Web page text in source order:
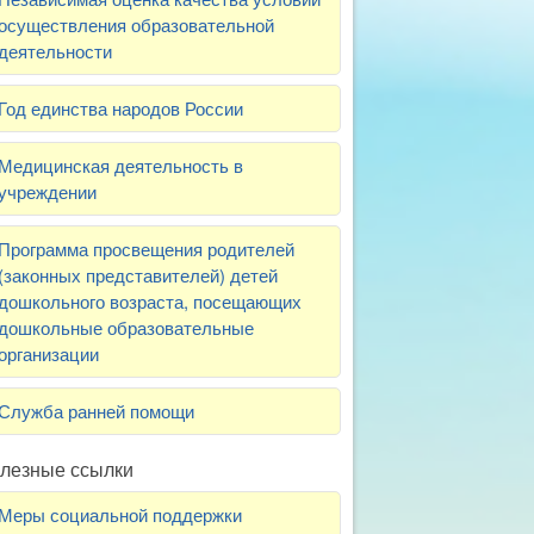
образовательной
единства народов России
деятельность в
просвещения родителей
представителей) детей
возраста, посещающих
образовательные
ранней помощи
ссылки
социальной поддержки